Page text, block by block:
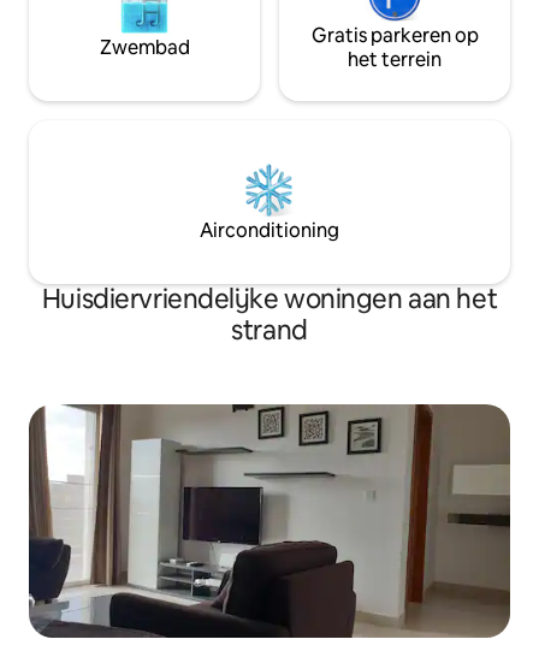
Zwembad
Gratis parkeren op
het terrein
Airconditioning
Huisdiervriendelijke woningen aan het
strand